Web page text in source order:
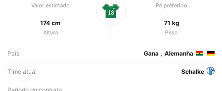
Valor estimado Pé preferido
174 cm
Altura
71 kg
Peso
18
País Gana，Alemanha
Time atual Schalke